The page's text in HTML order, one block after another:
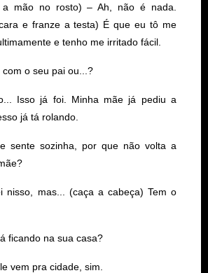
a mão no rosto) – Ah, não é nada.
e franze a testa) É que eu tô me
e tenho me irritado fácil.
o seu pai ou...?
Isso já foi. Minha mãe já pediu a
já tá rolando.
sente sozinha, por que não volta a
nisso, mas... (caça a cabeça) Tem o
ficando na sua casa?
vem pra cidade, sim.